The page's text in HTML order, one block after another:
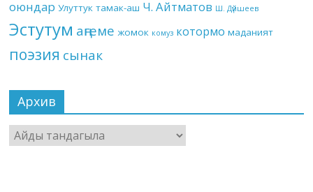
оюндар Улуттук тамак-аш Ч. Айтматов Ш. Дүйшеев
Эстутум аңгеме жомок комуз котормо маданият
поэзия сынак
Архив
Архив